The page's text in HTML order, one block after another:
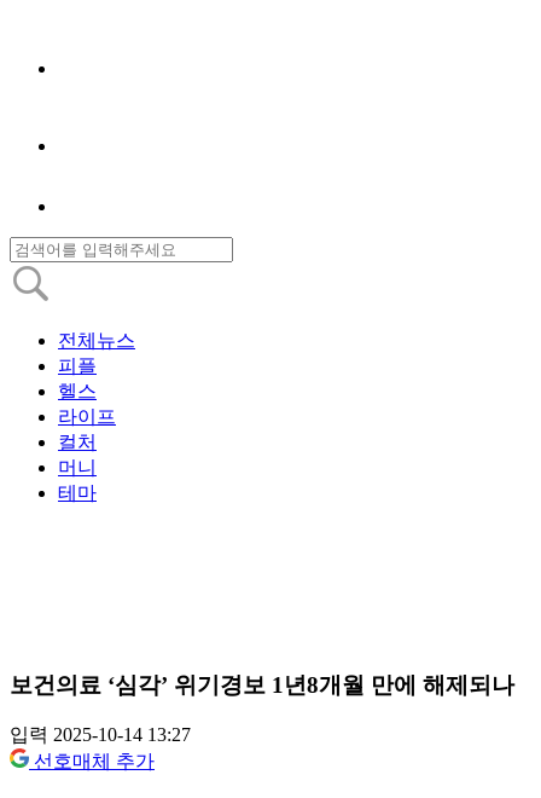
전체뉴스
피플
헬스
라이프
컬처
머니
테마
보건의료 ‘심각’ 위기경보 1년8개월 만에 해제되나
입력 2025-10-14 13:27
선호매체 추가